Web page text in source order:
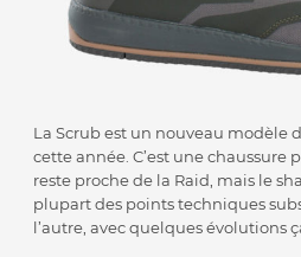
La Scrub est un nouveau modèle
cette année. C’est une chaussure
reste proche de la Raid, mais le
plupart des points techniques
l’autre, avec quelques évolutions